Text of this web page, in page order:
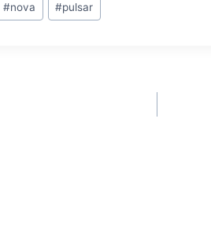
#nova #pulsar